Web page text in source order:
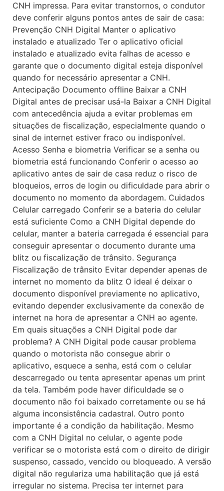
CNH impressa. Para evitar transtornos, o condutor
deve conferir alguns pontos antes de sair de casa:
Prevenção CNH Digital Manter o aplicativo
instalado e atualizado Ter o aplicativo oficial
instalado e atualizado evita falhas de acesso e
garante que o documento digital esteja disponível
quando for necessário apresentar a CNH.
Antecipação Documento offline Baixar a CNH
Digital antes de precisar usá-la Baixar a CNH Digital
com antecedência ajuda a evitar problemas em
situações de fiscalização, especialmente quando o
sinal de internet estiver fraco ou indisponível.
Acesso Senha e biometria Verificar se a senha ou
biometria está funcionando Conferir o acesso ao
aplicativo antes de sair de casa reduz o risco de
bloqueios, erros de login ou dificuldade para abrir o
documento no momento da abordagem. Cuidados
Celular carregado Conferir se a bateria do celular
está suficiente Como a CNH Digital depende do
celular, manter a bateria carregada é essencial para
conseguir apresentar o documento durante uma
blitz ou fiscalização de trânsito. Segurança
Fiscalização de trânsito Evitar depender apenas de
internet no momento da blitz O ideal é deixar o
documento disponível previamente no aplicativo,
evitando depender exclusivamente da conexão de
internet na hora de apresentar a CNH ao agente.
Em quais situações a CNH Digital pode dar
problema? A CNH Digital pode causar problema
quando o motorista não consegue abrir o
aplicativo, esquece a senha, está com o celular
descarregado ou tenta apresentar apenas um print
da tela. Também pode haver dificuldade se o
documento não foi baixado corretamente ou se há
alguma inconsistência cadastral. Outro ponto
importante é a condição da habilitação. Mesmo
com a CNH Digital no celular, o agente pode
verificar se o motorista está com o direito de dirigir
suspenso, cassado, vencido ou bloqueado. A versão
digital não regulariza uma habilitação que já está
irregular no sistema. Precisa ter internet para